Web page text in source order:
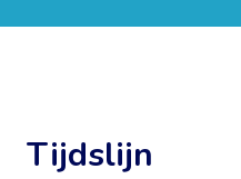
Tijdslijn